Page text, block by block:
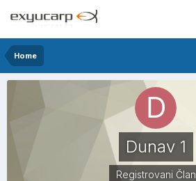
Home
Dunav 1
Registrovani Član